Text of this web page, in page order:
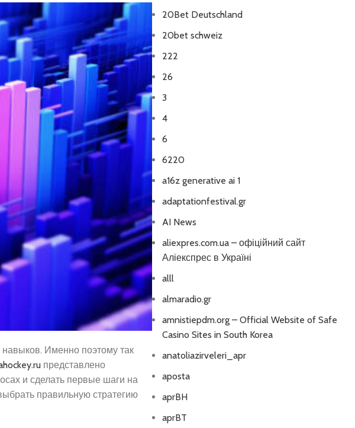
Именно поэтому так
представлено
и сделать первые шаги на
правильную стратегию
20Bet Deutschland
20bet schweiz
222
26
3
4
6
6220
a16z generative ai 1
adaptationfestival.gr
AI News
aliexpres.com.ua – офіційний сайт
Аліекспрес в Україні
alll
almaradio.gr
amnistiepdm.org – Official Website of Safe
Casino Sites in South Korea
anatoliazirveleri_apr
aposta
aprBH
aprBT